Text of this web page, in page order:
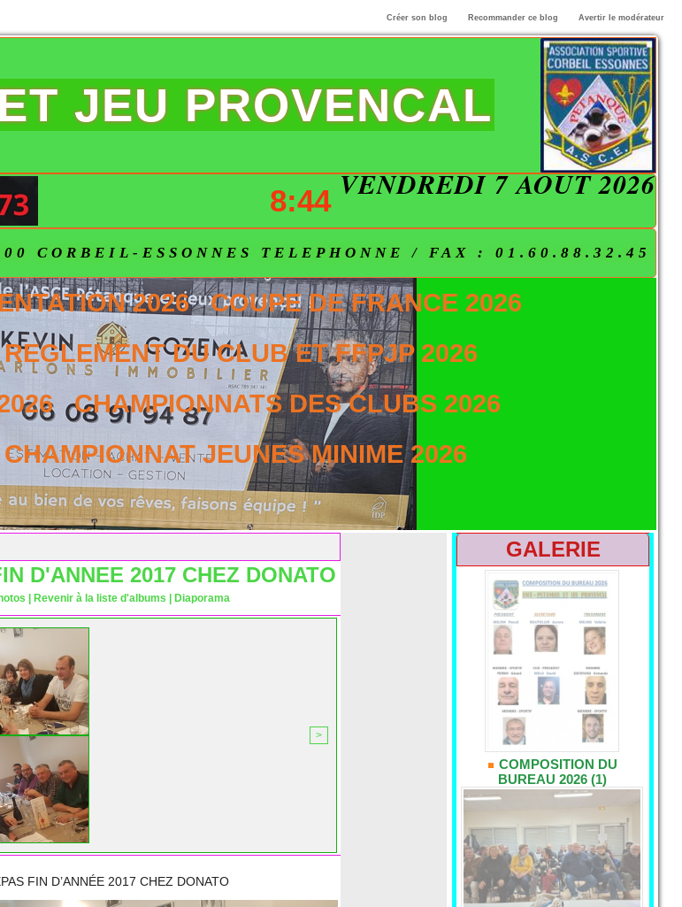
Créer son blog Recommander ce blog Avertir le modérateur
JEU PROVENCAL
VENDREDI 7 AOÛT 2026
8:44
CORBEIL-ESSONNES TELEPHONNE / FAX : 01.60.88.32.45
2026
COUPE DE FRANCE 2026
REGLEMENT DU CLUB ET FFPJP 2026
CHAMPIONNATS DES CLUBS 2026
CHAMPIONNAT JEUNES MINIME 2026
D'ANNEE 2017 CHEZ DONATO
Revenir à la liste d'albums Diaporama
>
FIN D’ANNÉE 2017 CHEZ DONATO
GALERIE
COMPOSITION DU
BUREAU 2026 (1)